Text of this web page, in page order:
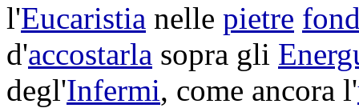
l'Eucaristia nelle pietre
d'accostarla sopra gli
degl'Infermi, come ancora l'